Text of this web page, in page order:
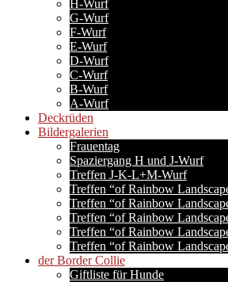
H-Wurf
G-Wurf
F-Wurf
E-Wurf
D-Wurf
C-Wurf
B-Wurf
A-Wurf
Deckrüden
Bildergalerien
Frauentag
Spaziergang H und J-Wurf
Treffen J-K-L+M-Wurf
Treffen “of Rainbow
Treffen “of Rainbow
Treffen “of Rainbow
Treffen “of Rainbow
Treffen “of Rainbow
der Border Collie
Giftliste für Hunde